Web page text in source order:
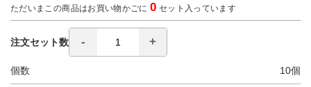
ただいまこの商品はお買い物かごに0 セット入っています
注文セット数
個数 10個